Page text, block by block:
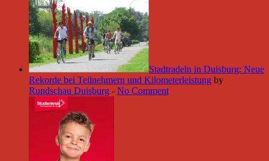
Stadtradeln in Duisburg: Neue
Rekorde bei Teilnehmern und Kilometerleistung by
Rundschau Duisburg - No Comment